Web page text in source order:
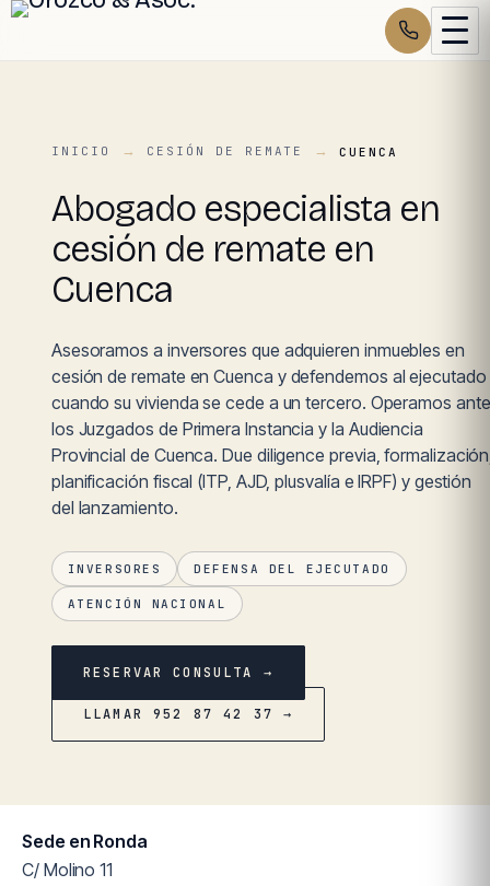
INICIO CESIÓN DE REMATE CUENCA
Abogado especialista en
cesión de remate en
Cuenca
Asesoramos a inversores que adquieren inmuebles en
cesión de remate en Cuenca y defendemos al ejecutado
cuando su vivienda se cede a un tercero. Operamos ante
los Juzgados de Primera Instancia y la Audiencia
Provincial de Cuenca. Due diligence previa,
planificación fiscal (ITP, AJD, plusvalía e IRPF) y gestión
del lanzamiento.
INVERSORES DEFENSA DEL EJECUTADO
ATENCIÓN NACIONAL
RESERVAR CONSULTA →
LLAMAR 952 87 42 37 →
Sede en Ronda
C/ Molino 11